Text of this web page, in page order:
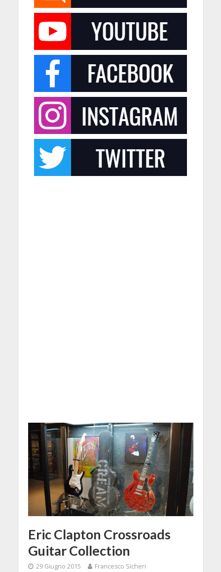
Eric Clapton Crossroads
Guitar Collection
29 Giugno 2015 Francesco Sicheri